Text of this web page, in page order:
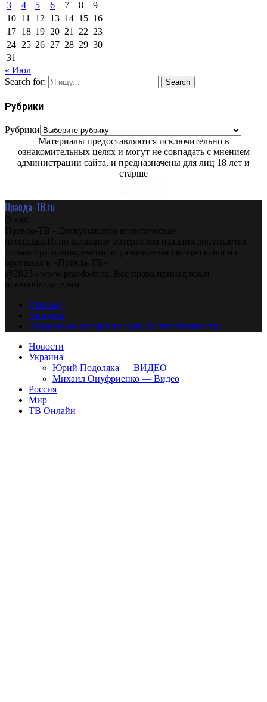
3
4 5 6 7 8
9
10 11 12 13 14 15 16
17 18 19 20 21 22 23
24 25 26 27 28 29 30
31
« Июл
Search for:
Search
Рубрики
Рубрики
Материалы предоставляются исключительно в
ознакомительных целях и могут не совпадать с мнением
администрации сайта, и предназначены для лиц 18 лет и
старше
Правда-ТВ.ru
О нас
Правда-ТВ - Дискуссионно политическая
площадка.Использование материалов издания допускается
только при одновременном размещении гиперссылки на
оригинал в «Правда-ТВ»
@2023 - www.pravda-tv.ru. Все права принадлежат
правообладателям.
Главная
Авторам
Владельцам авторских прав. Ответственности.
Новости
Украина
Юрий Подоляка — ВИДЕО
Михаил Онуфриенко — Видео
Россия
Мир
ТВ Онлайн